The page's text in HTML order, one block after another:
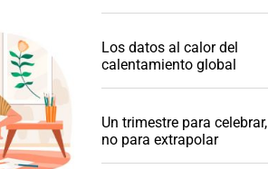
Los datos al calor del
calentamiento global
Un trimestre para celebrar,
no para extrapolar